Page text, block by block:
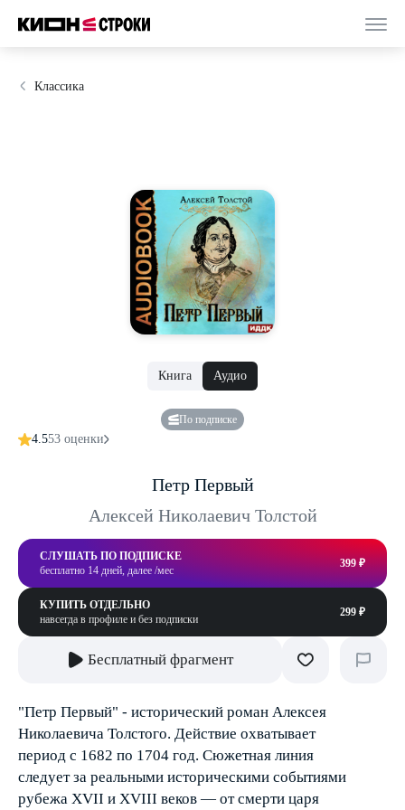
Классика
Книга Аудио
По подписке
4.553 оценки
Петр Первый
Алексей Николаевич Толстой
СЛУШАТЬ ПО ПОДПИСКЕ
бесплатно 14 дней, далее /мес
399 ₽
КУПИТЬ ОТДЕЛЬНО
навсегда в профиле и без подписки
299 ₽
Бесплатный фрагмент
"Петр Первый" - исторический роман Алексея
Николаевича Толстого. Действие охватывает
период с 1682 по 1704 год. Сюжетная линия
следует за реальными историческими событиями
рубежа XVII и XVIII веков — от смерти царя